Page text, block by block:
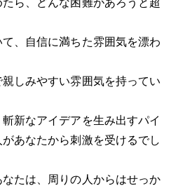
ら、どんな困難があろうと超
、自信に満ちた雰囲気を漂わ
しみやすい雰囲気を持ってい
新なアイデアを生み出すパイ
あなたから刺激を受けるでし
たは、周りの人からはせっか